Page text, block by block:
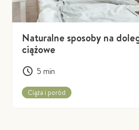
Naturalne sposoby na
ciążowe
5 min
Ciąża i poród